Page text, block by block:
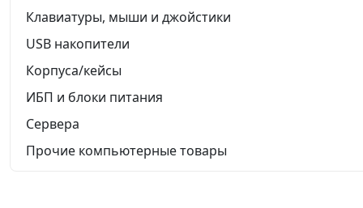
Клавиатуры, мыши и джойстики
USB накопители
Корпуса/кейсы
ИБП и блоки питания
Сервера
Прочие компьютерные товары